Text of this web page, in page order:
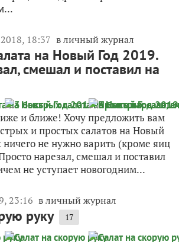
18:37 в личный журнал
на Новый Год 2019.
смешал и поставил на
и ближе! Хочу предложить вам
и простых салатов на Новый
ничего не нужно варить (кроме яиц
нарезал, смешал и поставил
не уступает новогодним...
23:16 в личный журнал
руку 17